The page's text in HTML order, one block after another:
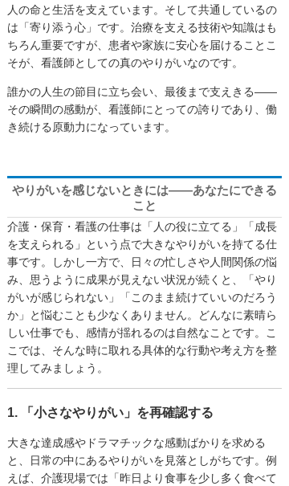
人の命と生活を支えています。そして共通しているの
は「寄り添う心」です。治療を支える技術や知識はも
ちろん重要ですが、患者や家族に安心を届けることこ
そが、看護師としての真のやりがいなのです。
誰かの人生の節目に立ち会い、最後まで支えきる――
その瞬間の感動が、看護師にとっての誇りであり、働
き続ける原動力になっています。
やりがいを感じないときには——あなたにできる
こと
介護・保育・看護の仕事は「人の役に立てる」「成長
を支えられる」という点で大きなやりがいを持てる仕
事です。しかし一方で、日々の忙しさや人間関係の悩
み、思うように成果が見えない状況が続くと、「やり
がいが感じられない」「このまま続けていいのだろう
か」と悩むことも少なくありません。どんなに素晴ら
しい仕事でも、感情が揺れるのは自然なことです。こ
こでは、そんな時に取れる具体的な行動や考え方を整
理してみましょう。
1. 「小さなやりがい」を再確認する
大きな達成感やドラマチックな感動ばかりを求める
と、日常の中にあるやりがいを見落としがちです。例
えば、介護現場では「昨日より食事を少し多く食べて